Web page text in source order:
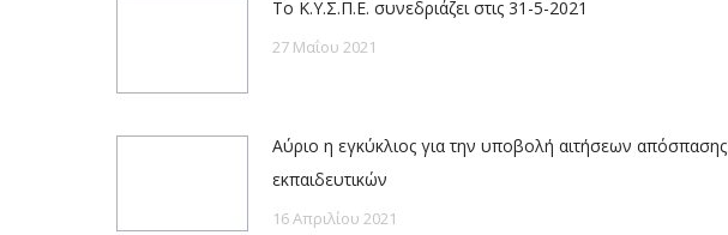
Το Κ.Υ.Σ.Π.Ε. συνεδριάζει στις 31-5-2021
27 Μαΐου 2021
Αύριο η εγκύκλιος για την υποβολή αιτήσεων απόσπασης
εκπαιδευτικών
16 Απριλίου 2021